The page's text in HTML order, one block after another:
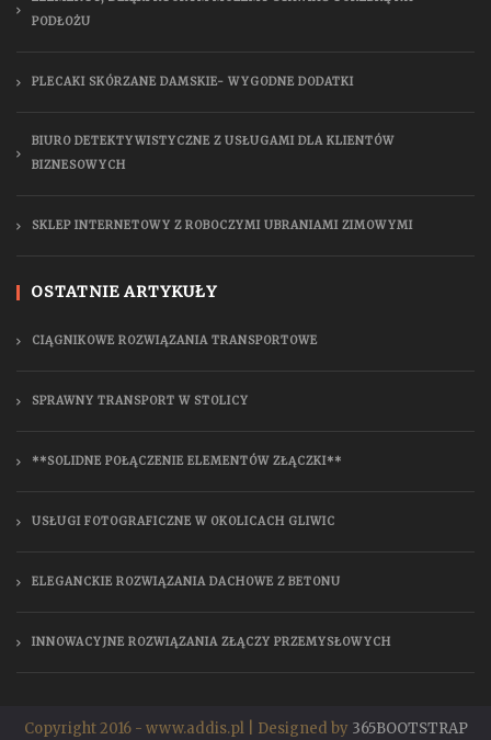
PODŁOŻU
PLECAKI SKÓRZANE DAMSKIE- WYGODNE DODATKI
BIURO DETEKTYWISTYCZNE Z USŁUGAMI DLA KLIENTÓW
BIZNESOWYCH
SKLEP INTERNETOWY Z ROBOCZYMI UBRANIAMI ZIMOWYMI
OSTATNIE ARTYKUŁY
CIĄGNIKOWE ROZWIĄZANIA TRANSPORTOWE
SPRAWNY TRANSPORT W STOLICY
**SOLIDNE POŁĄCZENIE ELEMENTÓW ZŁĄCZKI**
USŁUGI FOTOGRAFICZNE W OKOLICACH GLIWIC
ELEGANCKIE ROZWIĄZANIA DACHOWE Z BETONU
INNOWACYJNE ROZWIĄZANIA ZŁĄCZY PRZEMYSŁOWYCH
Copyright 2016 - www.addis.pl | Designed by 365BOOTSTRAP